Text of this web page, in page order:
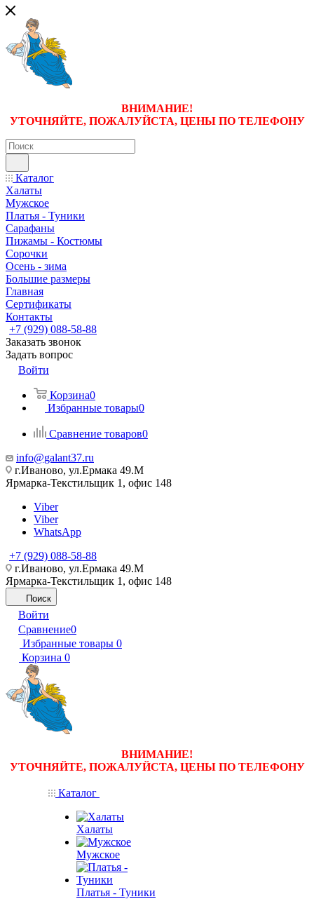
ВНИМАНИЕ!
УТОЧНЯЙТЕ, ПОЖАЛУЙСТА, ЦЕНЫ ПО ТЕЛЕФОНУ
Каталог
Халаты
Мужское
Платья - Туники
Сарафаны
Пижамы - Костюмы
Сорочки
Oсень - зима
Большие размеры
Главная
Сертификаты
Контакты
+7 (929) 088-58-88
Заказать звонок
Задать вопрос
Войти
Корзина0
Избранные товары0
Сравнение товаров0
info@galant37.ru
г.Иваново, ул.Ермака 49.M
Ярмарка-Текстильщик 1, офис 148
Viber
Viber
WhatsApp
+7 (929) 088-58-88
г.Иваново, ул.Ермака 49.M
Ярмарка-Текстильщик 1, офис 148
Поиск
Войти
Сравнение0
Избранные товары 0
Корзина 0
ВНИМАНИЕ!
УТОЧНЯЙТЕ, ПОЖАЛУЙСТА, ЦЕНЫ ПО ТЕЛЕФОНУ
Каталог
Халаты
Мужское
Платья - Туники